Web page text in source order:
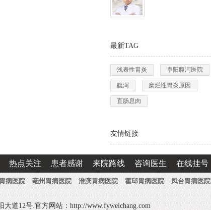
最新TAG
浅表性胃炎 阜阳腹泻医院
腹泻 糜烂性胃炎原因
直肠息肉
友情链接
热点关注 患者感谢 来院路线 咨询医生 在线挂号
病医院 亳州胃病医院 淮滨胃病医院 霍邱胃病医院 凤台胃病医院
道12号.官方网站：http://www.fyweichang.com